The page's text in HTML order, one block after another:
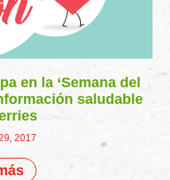
en la ‘Semana del
saludable
2017